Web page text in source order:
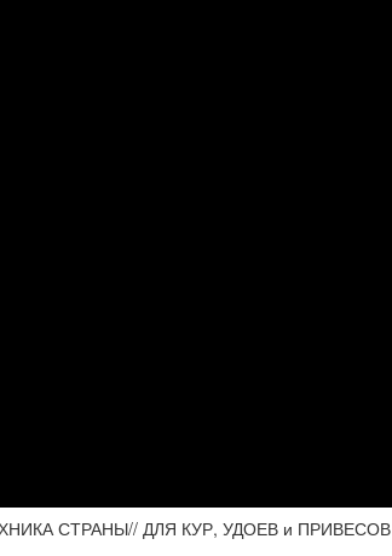
СТРАНЫ// ДЛЯ КУР, УДОЕВ и ПРИВЕСОВ